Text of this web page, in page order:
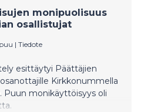
monipuolisuus
osallistujat
| Tiedote
esittäytyi Päättäjien
Kirkkonummella
Puun monikäyttöisyys oli